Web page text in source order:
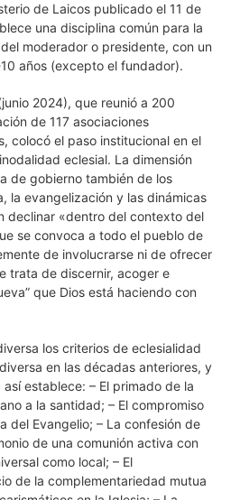
de Laicos publicado el 11 de
una disciplina común para la
moderador o presidente, con un
años (excepto el fundador).
2024), que reunió a 200
de 117 asociaciones
colocó el paso institucional en el
eclesial. La dimensión
de gobierno también de los
la evangelización y las dinámicas
declinar «dentro del contexto del
se convoca a todo el pueblo de
de involucrarse ni de ofrecer
trata de discernir, acoger e
que Dios está haciendo con
los criterios de eclesialidad
en las décadas anteriores, y
así establece: – El primado de la
a la santidad; – El compromiso
del Evangelio; – La confesión de
de una comunión activa con
como local; – El
de la complementariedad mutua